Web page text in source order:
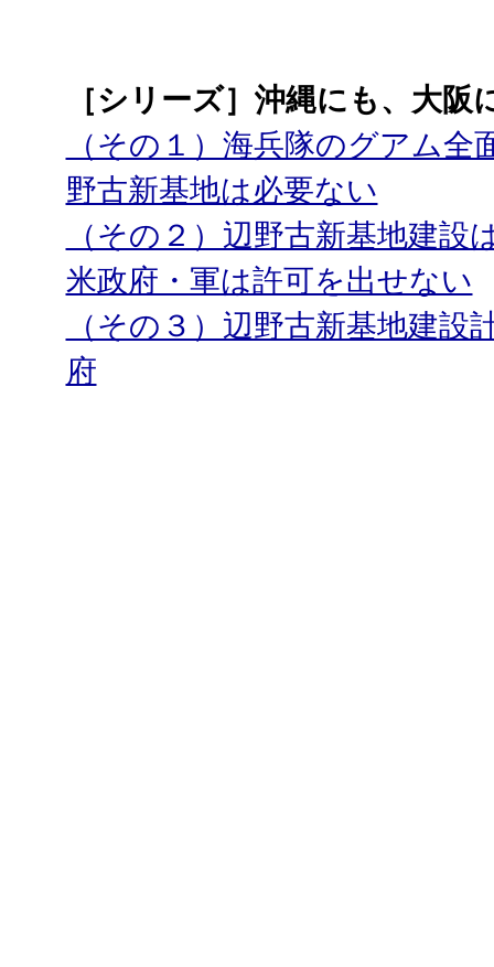
［シリーズ］沖縄にも、大
（その１）海兵隊のグアム
野古新基地は必要ない
（その２）辺野古新基地建
米政府・軍は許可を出せない
（その３）辺野古新基地建
府